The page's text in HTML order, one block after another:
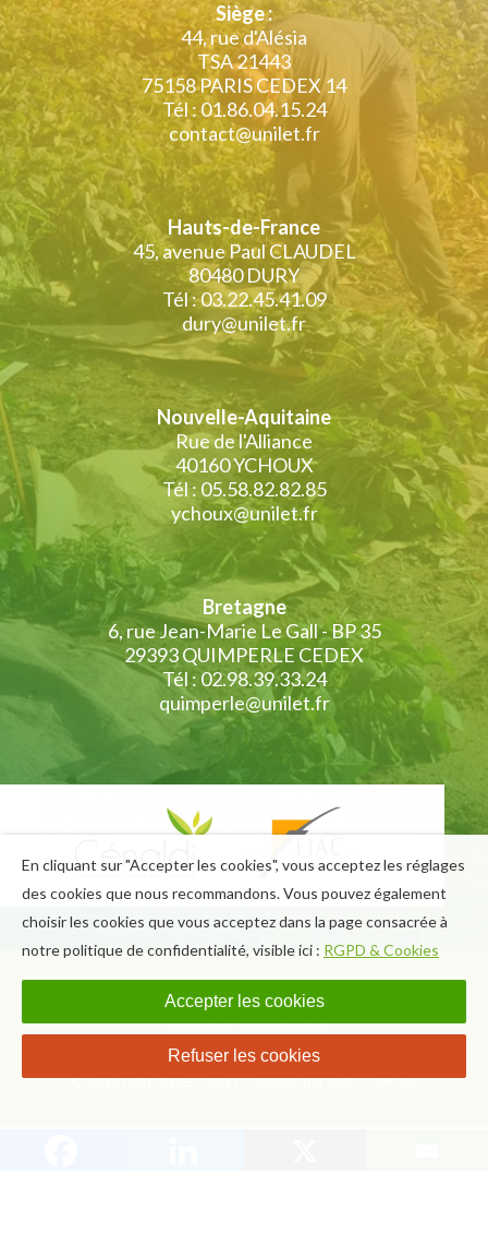
Siège :
44, rue d'Alésia
TSA 21443
75158 PARIS CEDEX 14
Tél : 01.86.04.15.24
contact@unilet.fr
Hauts-de-France
45, avenue Paul CLAUDEL
80480 DURY
Tél : 03.22.45.41.09
dury@unilet.fr
Nouvelle-Aquitaine
Rue de l'Alliance
40160 YCHOUX
Tél : 05.58.82.82.85
ychoux@unilet.fr
Bretagne
6, rue Jean-Marie Le Gall - BP 35
29393 QUIMPERLE CEDEX
Tél : 02.98.39.33.24
quimperle@unilet.fr
Presse
Mentions légales
Politique de confidentialité
© Copyright UNILET 2021 – Réalisé par ADOCOM-RP
En cliquant sur "Accepter les cookies", vous acceptez les réglages
des cookies que nous recommandons. Vous pouvez également
choisir les cookies que vous acceptez dans la page consacrée à
notre politique de confidentialité, visible ici : RGPD & Cookies
Accepter les cookies
Refuser les cookies